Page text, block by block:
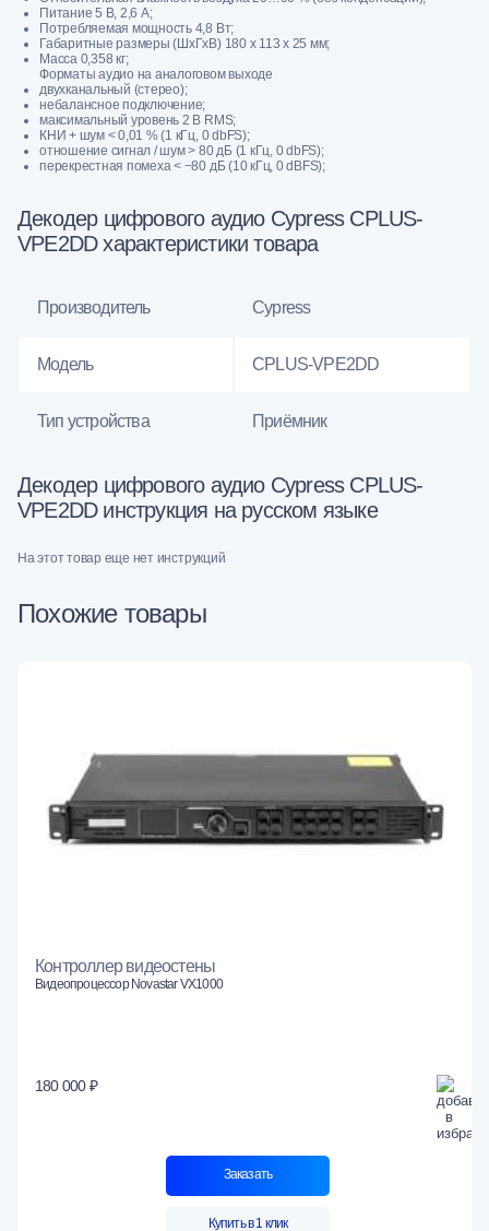
Питание 5 В, 2,6 А;
Потребляемая мощность 4,8 Вт;
Габаритные размеры (ШxГxВ) 180 x 113 x 25 мм;
Масса 0,358 кг;
Форматы аудио на аналоговом выходе
двухканальный (стерео);
небалансное подключение;
максимальный уровень 2 В RMS;
КНИ + шум < 0,01 % (1 кГц, 0 dbFS);
отношение сигнал / шум > 80 дБ (1 кГц, 0 dbFS);
перекрестная помеха < −80 дБ (10 кГц, 0 dBFS);
Декодер цифрового аудио Cypress CPLUS-
VPE2DD характеристики товара
Производитель Cypress
Модель CPLUS-VPE2DD
Тип устройства Приёмник
Декодер цифрового аудио Cypress CPLUS-
VPE2DD инструкция на русском языке
На этот товар еще нет инструкций
Похожие товары
Контроллер видеостены
Видеопроцессор Novastar VX1000
180 000 ₽
Заказать
Купить в 1 клик